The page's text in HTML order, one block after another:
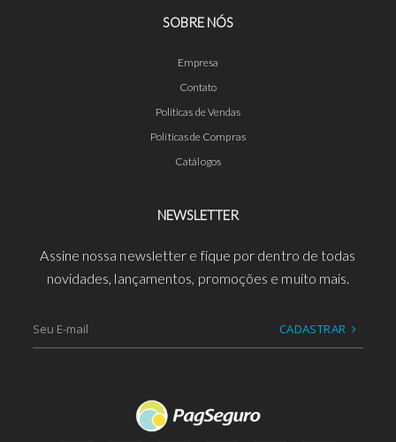
SOBRE NÓS
Empresa
Contato
Políticas de Vendas
Políticas de Compras
Catálogos
NEWSLETTER
Assine nossa newsletter e fique por dentro de todas
novidades, lançamentos, promoções e muito mais.
CADASTRAR